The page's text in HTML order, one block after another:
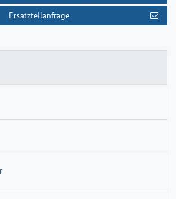
Ersatzteilanfrage